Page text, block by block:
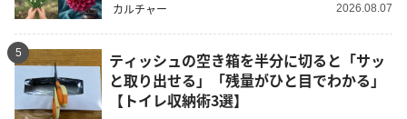
カルチャー 2026.08.07
5
ティッシュの空き箱を半分に切ると「サッ
と取り出せる」「残量がひと目でわかる」
【トイレ収納術3選】